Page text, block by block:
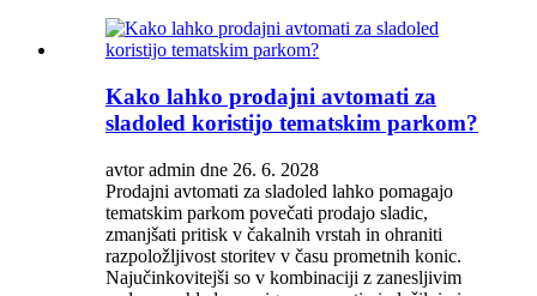
Kako lahko prodajni avtomati za
sladoled koristijo tematskim parkom?
avtor admin dne 26. 6. 2028
Prodajni avtomati za sladoled lahko pomagajo
tematskim parkom povečati prodajo sladic,
zmanjšati pritisk v čakalnih vrstah in ohraniti
razpoložljivost storitev v času prometnih konic.
Najučinkovitejši so v kombinaciji z zanesljivim